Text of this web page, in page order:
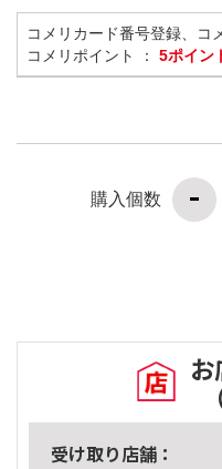
コメリカード番号登録、コ
コメリポイント ： 5ポイン
購入個数
受け取り店舗：